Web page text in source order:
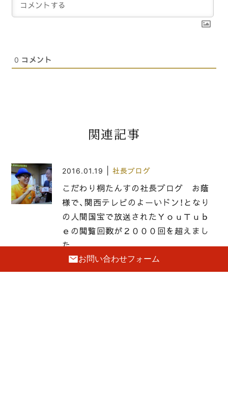
0 コメント
関連記事
2016.01.19 社長ブログ
こだわり桐たんすの社長ブログ お蔭
様で、関西テレビのよーいドン！となり
の人間国宝で放送されたＹｏｕＴｕｂ
ｅの閲覧回数が２０００回を超えまし
た。
お問い合わせフォーム